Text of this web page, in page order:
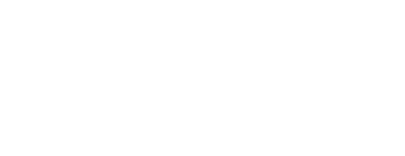
Osawa производятся на заводах NWB (Япония).